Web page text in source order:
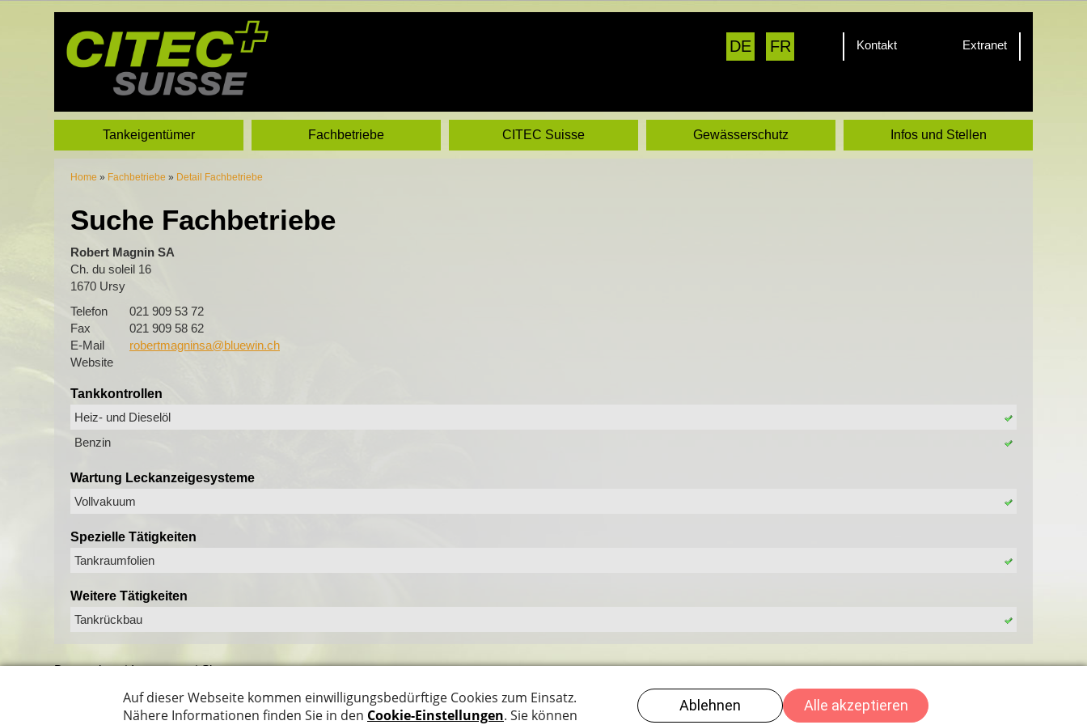
DE FR Kontakt Extranet
Tankeigentümer Fachbetriebe CITEC Suisse Gewässerschutz Infos und Stellen
Home » Fachbetriebe » Detail Fachbetriebe
Suche Fachbetriebe
Robert Magnin SA
Ch. du soleil 16
1670 Ursy
Telefon
021 909 53 72
Fax
021 909 58 62
E-Mail
robertmagninsa@bluewin.ch
Website
Tankkontrollen
Heiz- und Dieselöl
Benzin
Wartung Leckanzeigesysteme
Vollvakuum
Spezielle Tätigkeiten
Tankraumfolien
Weitere Tätigkeiten
Tankrückbau
Datenschutz|Impressum|Sitemap